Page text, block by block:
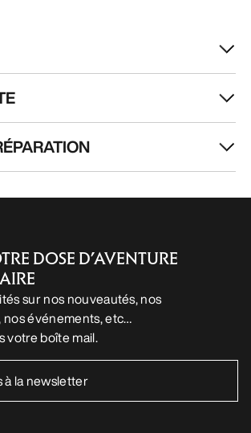
DOSE D’AVENTURE
sur nos nouveautés, nos
nos événements, etc…
votre boîte mail.